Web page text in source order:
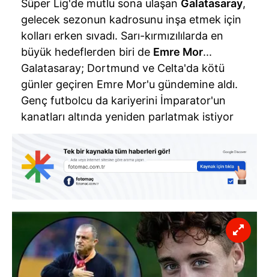
Süper Lig'de mutlu sona ulaşan Galatasaray,
gelecek sezonun kadrosunu inşa etmek için
kolları erken sıvadı. Sarı-kırmızılılarda en
büyük hedeflerden biri de Emre Mor...
Galatasaray; Dortmund ve Celta'da kötü
günler geçiren Emre Mor'u gündemine aldı.
Genç futbolcu da kariyerini İmparator'un
kanatları altında yeniden parlatmak istiyor